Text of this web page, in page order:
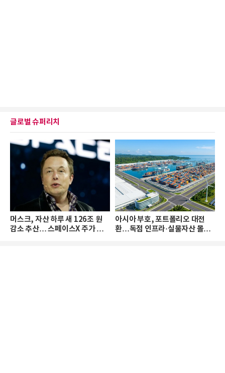
글로벌 슈퍼리치
머스크, 자산 하루 새 126조 원
감소 추산… 스페이스X 주가 하
아시아 부호, 포트폴리오 대전
환…독점 인프라·실물자산 몰린